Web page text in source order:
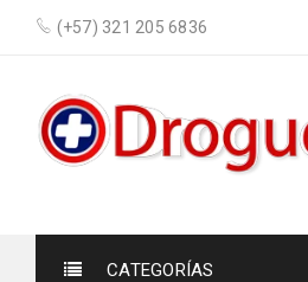
(+57) 321 205 6836
CATEGORÍAS